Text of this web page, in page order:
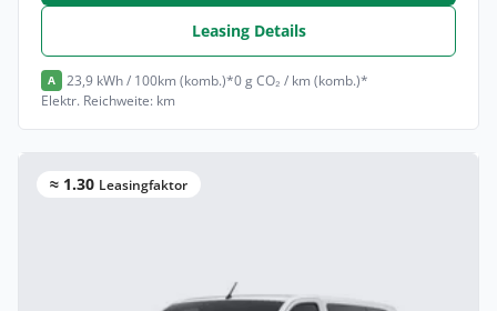
Leasing Details
A 23,9 kWh / 100km (komb.)*0 g CO₂ / km (komb.)*
Elektr. Reichweite: km
≈ 1.30 Leasingfaktor